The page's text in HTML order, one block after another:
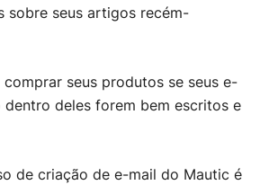
sobre seus artigos recém-
seus produtos se seus e-
dentro deles forem bem escritos e
de criação de e-mail do Mautic é